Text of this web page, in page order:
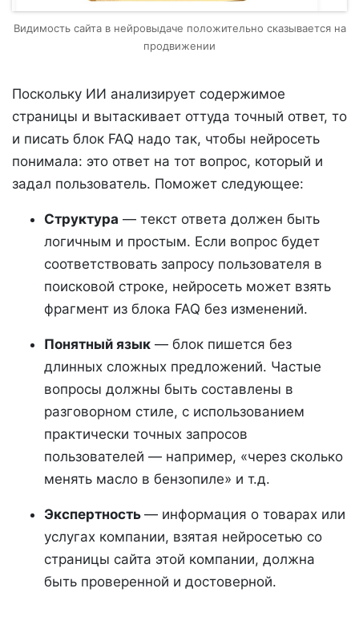
Видимость сайта в нейровыдаче положительно сказывается на
продвижении
Поскольку ИИ анализирует содержимое
страницы и вытаскивает оттуда точный ответ, то
и писать блок FAQ надо так, чтобы нейросеть
понимала: это ответ на тот вопрос, который и
задал пользователь. Поможет следующее:
Структура — текст ответа должен быть
логичным и простым. Если вопрос будет
соответствовать запросу пользователя в
поисковой строке, нейросеть может взять
фрагмент из блока FAQ без изменений.
Понятный язык — блок пишется без
длинных сложных предложений. Частые
вопросы должны быть составлены в
разговорном стиле, с использованием
практически точных запросов
пользователей — например, «через сколько
менять масло в бензопиле» и т.д.
Экспертность — информация о товарах или
услугах компании, взятая нейросетью со
страницы сайта этой компании, должна
быть проверенной и достоверной.